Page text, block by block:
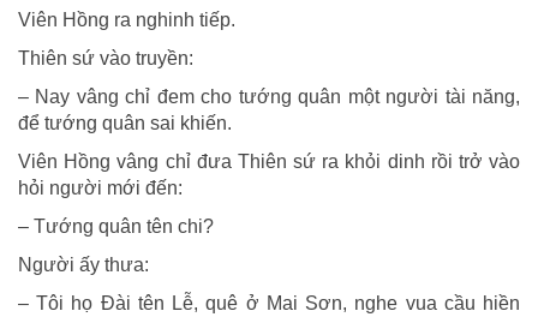
Viên Hồng ra nghinh tiếp.
Thiên sứ vào truyền:
– Nay vâng chỉ đem cho tướng quân một người tài năng,
để tướng quân sai khiến.
Viên Hồng vâng chỉ đưa Thiên sứ ra khỏi dinh rồi trở vào
hỏi người mới đến:
– Tướng quân tên chi?
Người ấy thưa:
– Tôi họ Ðài tên Lễ, quê ở Mai Sơn, nghe vua cầu hiền